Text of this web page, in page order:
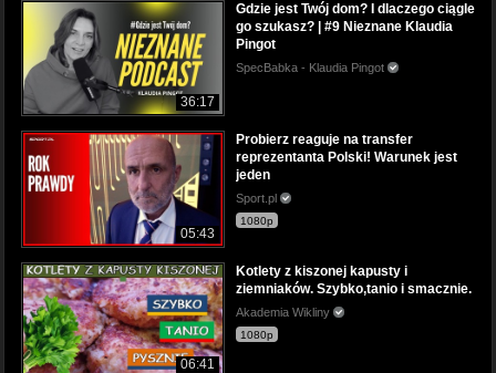
36:17
Gdzie jest Twój dom? I dlaczego ciągle
go szukasz? | #9 Nieznane Klaudia
Pingot
SpecBabka - Klaudia Pingot
05:43
Probierz reaguje na transfer
reprezentanta Polski! Warunek jest
jeden
Sport.pl
1080p
06:41
Kotlety z kiszonej kapusty i
ziemniaków. Szybko,tanio i smacznie.
Akademia Wikliny
1080p